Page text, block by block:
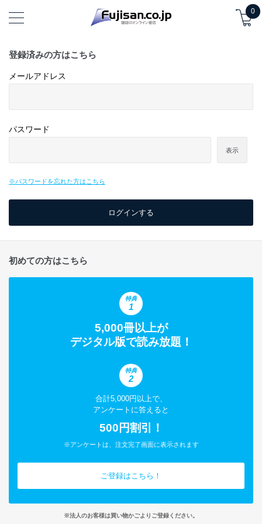
0
登録済みの方はこちら
メールアドレス
パスワード
表示
※パスワードを忘れた方はこちら
初めての方はこちら
特典
1
5,000冊以上が
デジタル版で読み放題！
特典
2
合計5,000円以上で、
アンケートに答えると
500円割引！
※アンケートは、注文完了画面に表示されます
ご登録はこちら！
※法人のお客様は買い物かごよりご登録ください。